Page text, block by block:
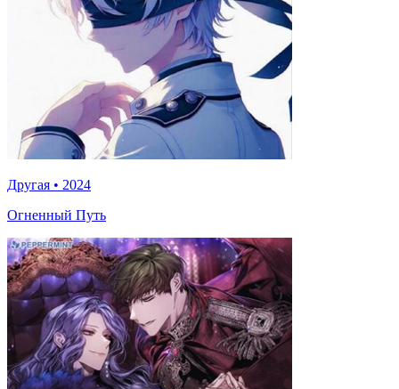
Другая • 2024
Огненный Путь